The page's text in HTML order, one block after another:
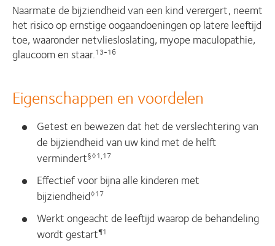
Naarmate de bijziendheid van een kind verergert, neemt
het risico op ernstige oogaandoeningen op latere leeftijd
toe, waaronder netvliesloslating, myope maculopathie,
glaucoom en staar.13-16
Eigenschappen en voordelen
Getest en bewezen dat het de verslechtering van
de bijziendheid van uw kind met de helft
vermindert§◊1,17
Effectief voor bijna alle kinderen met
bijziendheid◊17
Werkt ongeacht de leeftijd waarop de behandeling
wordt gestart¶1